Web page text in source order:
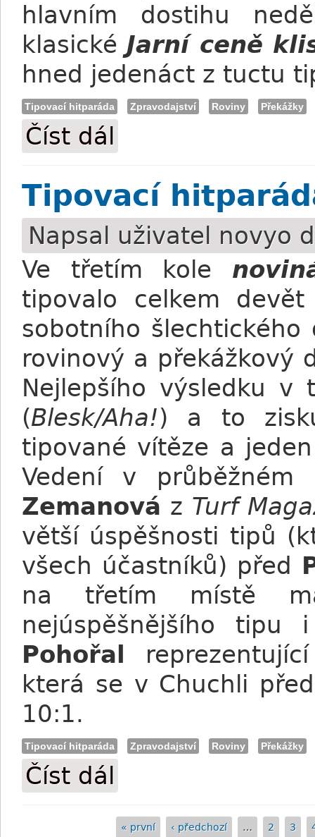
hlavním dostihu
klasickéJarní ceně
hned jedenáct z tuctu
Tipovací hitparáda Zpravodajství Roviny Překážky
Číst dál
Tipovací
Napsal uživatel novyo
Ve třetím kole
tipovalo celkem
sobotního
rovinový a překážkový
Nejlepšího výsledku
(Blesk/Aha!) a to
tipované vítěze a
Vedení v
Zemanová z Turf
větší úspěšnosti tipů
všech účastníků) před
na třetím místě
nejúspěšnějšího
Pohořal
která se v Chuchli
10:1.
Tipovací hitparáda Zpravodajství Roviny Překážky
Číst dál
« první ‹ předchozí … 2 3